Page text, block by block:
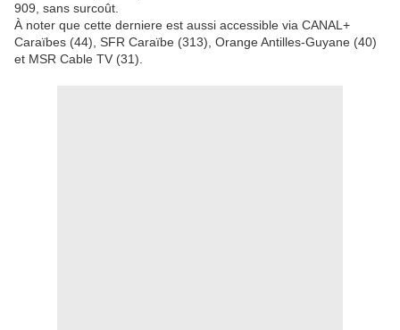
909, sans surcoût.
À noter que cette derniere est aussi accessible via CANAL+
Caraïbes (44), SFR Caraïbe (313), Orange Antilles-Guyane (40)
et MSR Cable TV (31).